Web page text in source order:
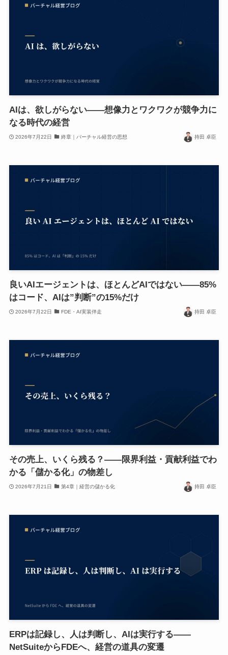
AIは、欲しがらない——想像力とワクワクが競争力に
なる時代の経営
2026年7月22日 終章｜バーチャル経営の思想 持田 卓臣
良いAIエージェントは、ほとんどAIではない——85%
はコード、AIは”判断”の15%だけ
2026年7月22日 FDE・AI実装伴走 持田 卓臣
その売上、いくら残る？——限界利益・貢献利益でわ
かる「儲かる化」の物差し
2026年7月21日 第4章｜経営の儲かる化 持田 卓臣
ERPは記録し、人は判断し、AIは実行する——
NetSuiteからFDEへ、経営の道具の変遷